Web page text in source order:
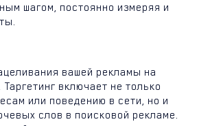
шагом, постоянно измеряя и
вашей рекламы на
включает не только
или поведению в сети, но и
слов в поисковой рекламе.